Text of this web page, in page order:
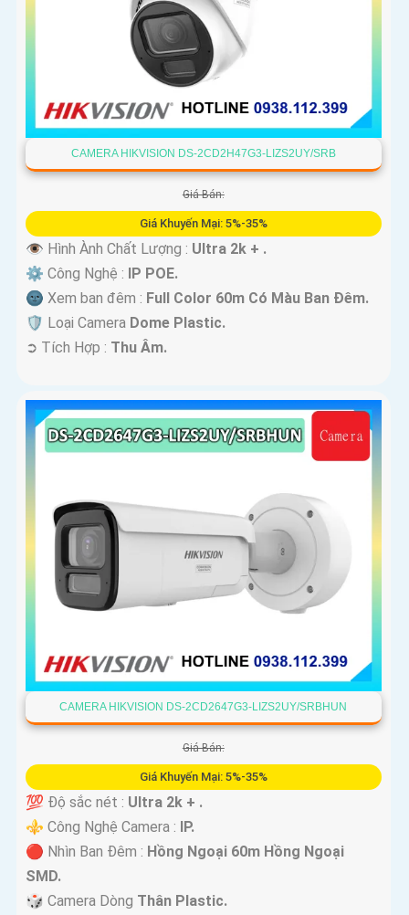
CAMERA HIKVISION DS-2CD2H47G3-LIZS2UY/SRB
Giá Bán:
Giá Khuyến Mại: 5%-35%
👁 Hình Ành Chất Lượng : Ultra 2k + .
⚙ Công Nghệ : IP POE.
🌚 Xem ban đêm : Full Color 60m Có Màu Ban Ðêm.
🛡 Loại Camera Dome Plastic.
️➲ Tích Hợp : Thu Âm.
CAMERA HIKVISION DS-2CD2647G3-LIZS2UY/SRBHUN
Giá Bán:
Giá Khuyến Mại: 5%-35%
💯 Độ sắc nét : Ultra 2k + .
⚜️ Công Nghệ Camera : IP.
🔴 Nhìn Ban Đêm : Hồng Ngoại 60m Hồng Ngoại
SMD.
🎲 Camera Dòng Thân Plastic.